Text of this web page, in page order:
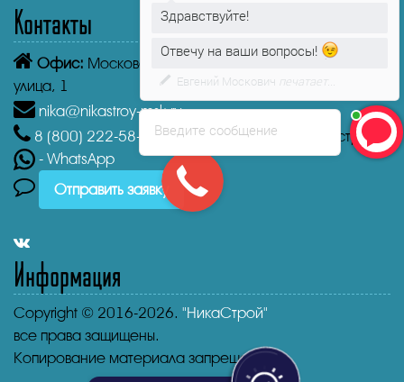
Контакты
Офис: Московская область, Истра, Пролетарская
улица, 1
nika@nikastroy-msk.ru
8 (800) 222-58-30 Звонок бесплатный из г. Истра
- WhatsApp
Отправить заявку
Информация
Copyright © 2016-2026. "НикаСтрой"
все права защищены.
Копирование материала запрещено.
Введите сообщение
Здравствуйте!
Отвечу на ваши вопросы!
Евгений Москович печатает...